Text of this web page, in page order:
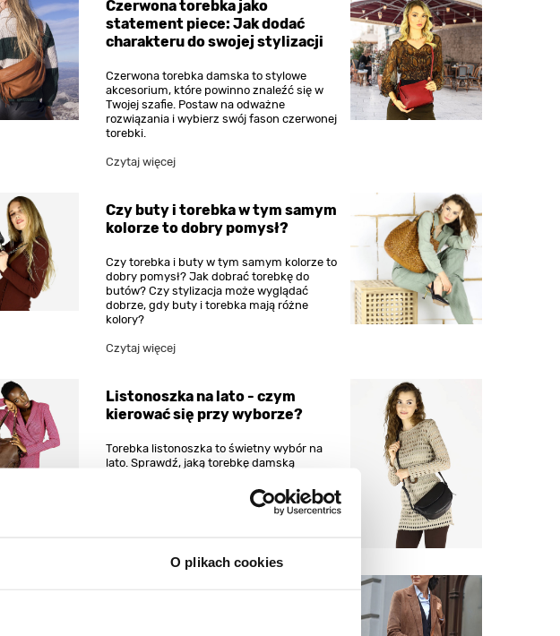
O plikach cookies
Czerwona torebka jako
statement piece: Jak dodać
charakteru do swojej stylizacji
Czerwona torebka damska to stylowe
akcesorium, które powinno znaleźć się w
Twojej szafie. Postaw na odważne
rozwiązania i wybierz swój fason czerwonej
torebki.
Czytaj więcej
Czy buty i torebka w tym samym
kolorze to dobry pomysł?
Czy torebka i buty w tym samym kolorze to
dobry pomysł? Jak dobrać torebkę do
butów? Czy stylizacja może wyglądać
dobrze, gdy buty i torebka mają różne
kolory?
Czytaj więcej
Listonoszka na lato - czym
kierować się przy wyborze?
Torebka listonoszka to świetny wybór na
lato. Sprawdź, jaką torebkę damską
eleganckie akcesorium na letnie miesiące.